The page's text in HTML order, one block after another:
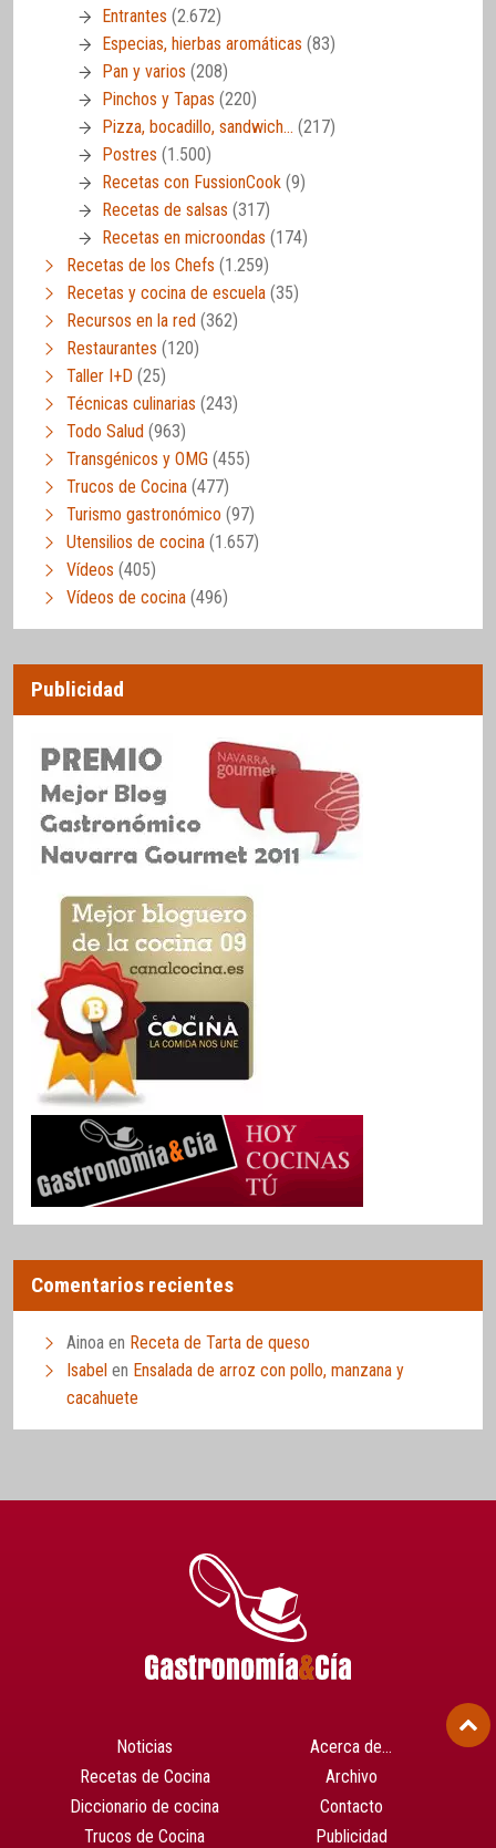
Entrantes (2.672)
Especias, hierbas aromáticas (83)
Pan y varios (208)
Pinchos y Tapas (220)
Pizza, bocadillo, sandwich… (217)
Postres (1.500)
Recetas con FussionCook (9)
Recetas de salsas (317)
Recetas en microondas (174)
Recetas de los Chefs (1.259)
Recetas y cocina de escuela (35)
Recursos en la red (362)
Restaurantes (120)
Taller I+D (25)
Técnicas culinarias (243)
Todo Salud (963)
Transgénicos y OMG (455)
Trucos de Cocina (477)
Turismo gastronómico (97)
Utensilios de cocina (1.657)
Vídeos (405)
Vídeos de cocina (496)
Publicidad
Comentarios recientes
Ainoa en Receta de Tarta de queso
Isabel en Ensalada de arroz con pollo, manzana y
cacahuete
Noticias
Recetas de Cocina
Diccionario de cocina
Trucos de Cocina
Acerca de…
Archivo
Contacto
Publicidad